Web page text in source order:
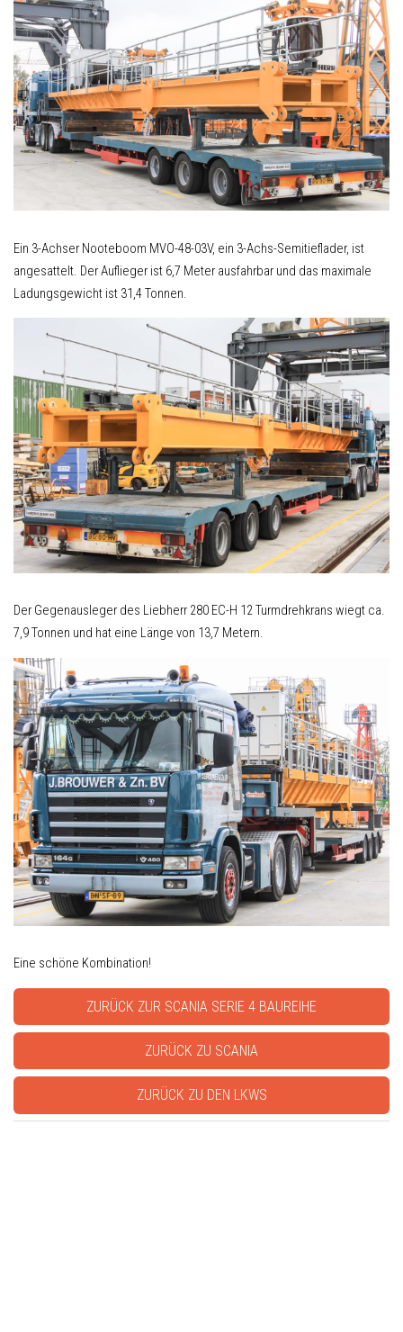
Ein 3-Achser Nooteboom MVO-48-03V, ein 3-Achs-Semitieflader, ist
angesattelt. Der Auflieger ist 6,7 Meter ausfahrbar und das maximale
Ladungsgewicht ist 31,4 Tonnen.
Der Gegenausleger des Liebherr 280 EC-H 12 Turmdrehkrans wiegt ca.
7,9 Tonnen und hat eine Länge von 13,7 Metern.
Eine schöne Kombination!
ZURÜCK ZUR SCANIA SERIE 4 BAUREIHE
ZURÜCK ZU SCANIA
ZURÜCK ZU DEN LKWS